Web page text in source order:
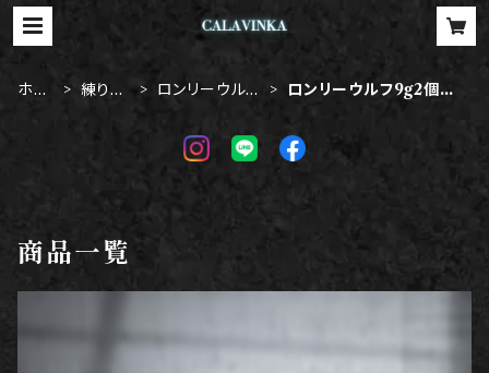
ホー
練り香
ロンリーウルフ
ロンリーウルフ9g2個セ
商品一覧